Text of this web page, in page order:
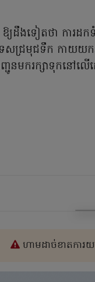
ងទៀតថា ការដកទំ
េសជ្រមុជទឹក កាយយ
នមករក្សាទុកនៅលើ
ហាមដាច់ខាតការ